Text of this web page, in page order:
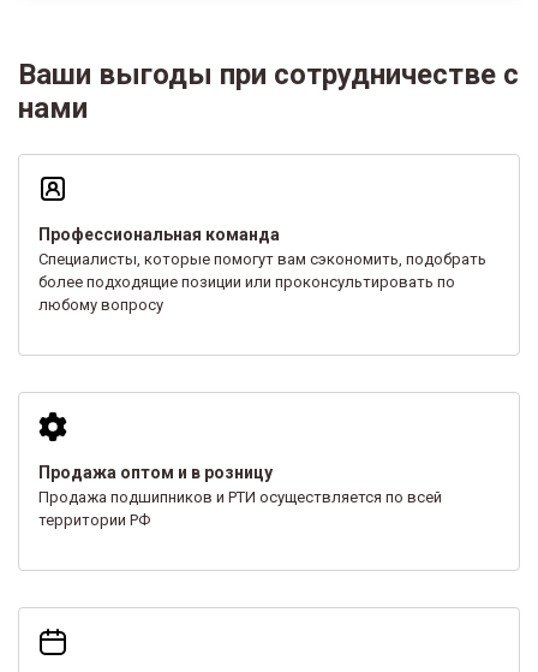
Ваши выгоды при сотрудничестве с
нами
Профессиональная команда
Специалисты, которые помогут вам сэкономить, подобрать
более подходящие позиции или проконсультировать по
любому вопросу
Продажа оптом и в розницу
Продажа подшипников и РТИ осуществляется по всей
территории РФ